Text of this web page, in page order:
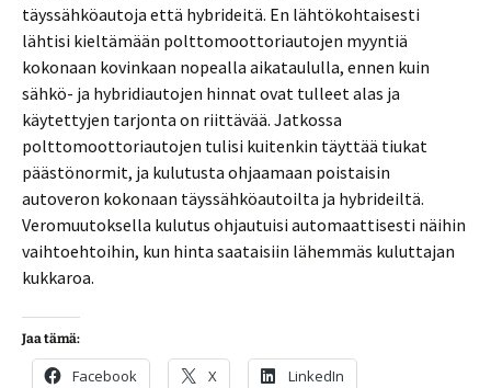
täyssähköautoja että hybrideitä. En lähtökohtaisesti
lähtisi kieltämään polttomoottoriautojen myyntiä
kokonaan kovinkaan nopealla aikataululla, ennen kuin
sähkö- ja hybridiautojen hinnat ovat tulleet alas ja
käytettyjen tarjonta on riittävää. Jatkossa
polttomoottoriautojen tulisi kuitenkin täyttää tiukat
päästönormit, ja kulutusta ohjaamaan poistaisin
autoveron kokonaan täyssähköautoilta ja hybrideiltä.
Veromuutoksella kulutus ohjautuisi automaattisesti näihin
vaihtoehtoihin, kun hinta saataisiin lähemmäs kuluttajan
kukkaroa.
Jaa tämä:
Facebook X LinkedIn